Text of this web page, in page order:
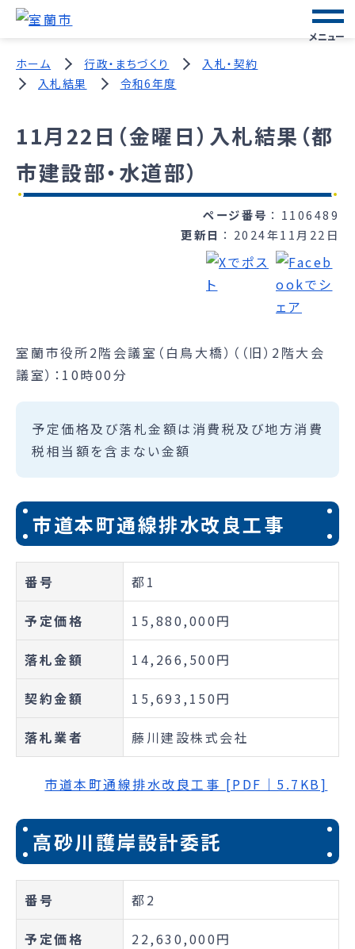
メニュー
ホーム 行政・まちづくり
入札・契約
入札結果
令和6年度
11月22日（金曜日）入札結果（都
市建設部・水道部）
ページ番号
1106489
更新日
2024年11月22日
室蘭市役所2階会議室（白鳥大橋）（（旧）2階大会
議室）：10時00分
予定価格及び落札金額は消費税及び地方消費
税相当額を含まない金額
市道本町通線排水改良工事
番号 都1
予定価格 15,880,000円
落札金額 14,266,500円
契約金額 15,693,150円
落札業者 藤川建設株式会社
市道本町通線排水改良工事 [PDF｜5.7KB]
高砂川護岸設計委託
番号 都2
予定価格 22,630,000円